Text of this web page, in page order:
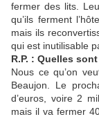
fermer des lits.
qu’ils ferment
mais ils
qui est inutilisable
R.P. : Quelles
Nous ce qu’on
Beaujon. Le
d’euros, voire 2
mais il va fermer